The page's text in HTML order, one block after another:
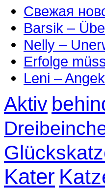
Свежая
Barsik –
Nelly –
Erfolge
Leni –
Aktiv
Kater